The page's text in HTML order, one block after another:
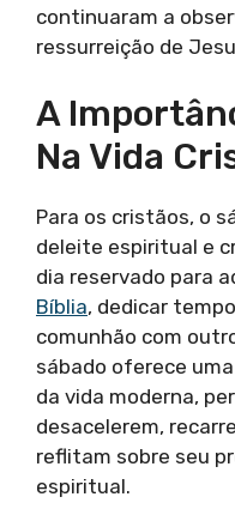
continuaram a
ressurreição de
A
Na Vida
Para os cristãos, o
deleite espiritual e
dia reservado para
Bíblia, dedicar
comunhão com
sábado oferece
da vida moderna,
desacelerem,
reflitam sobre seu
espiritual.